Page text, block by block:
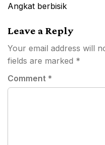
Angkat berbisik
Leave a Reply
Your email address will
fields are marked *
Comment *